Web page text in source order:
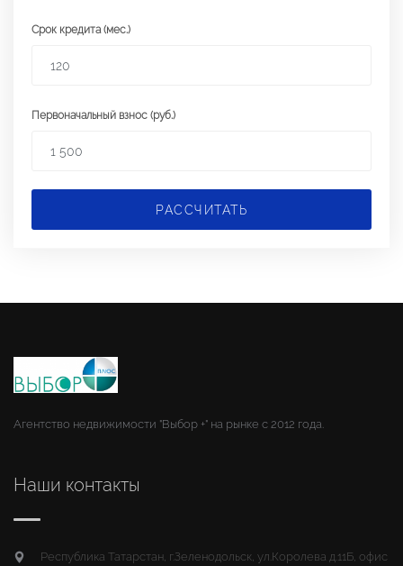
Срок кредита (мес.)
Первоначальный взнос (руб.)
РАССЧИТАТЬ
Агентство недвижимости "Выбор +" на рынке с 2012 года.
Наши контакты
Республика Татарстан, г.Зеленодольск, ул.Королева д.11Б, офис